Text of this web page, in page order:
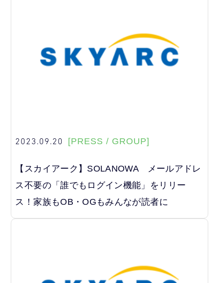
2023.09.20 [PRESS / GROUP]
【スカイアーク】SOLANOWA メールアドレ
ス不要の「誰でもログイン機能」をリリー
ス！家族もOB・OGもみんなが読者に